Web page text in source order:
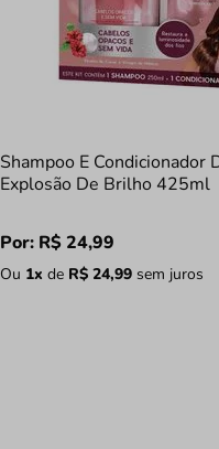
Shampoo E Condicionador
Explosão De Brilho 425ml
Por: R$ 24,99
Ou 1x de R$ 24,99 sem juros